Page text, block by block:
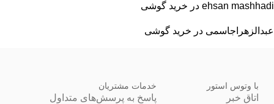
ehsan mashhadi در خرید گوشی
عبدالزهراجاسمی در خرید گوشی
با وتوس استور
اتاق خبر
خدمات مشتریان
پاسخ به پرسش‌های متداول